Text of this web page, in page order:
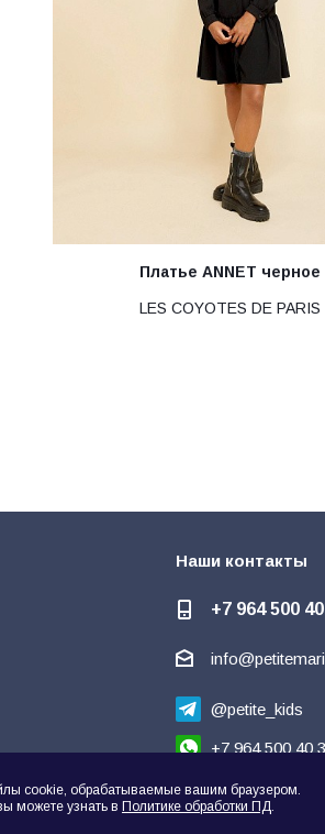
Платье ANNET черное
LES COYOTES DE PARIS
Наши контакты
+7 964 500
@petite_kids
+7 964 500 40
Написать
cookie, обрабатываемые вашим браузером.
можете узнать в Политике обработки ПД